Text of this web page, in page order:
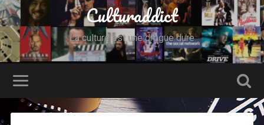
Culturaddict
La culture est une drogue dure